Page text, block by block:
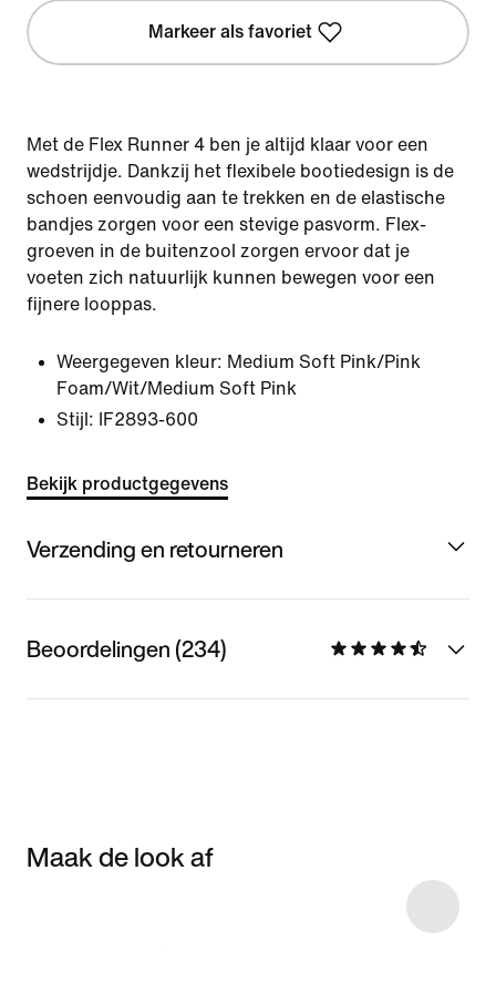
Markeer als favoriet
Met de Flex Runner 4 ben je altijd klaar voor een
wedstrijdje. Dankzij het flexibele bootiedesign is de
schoen eenvoudig aan te trekken en de elastische
bandjes zorgen voor een stevige pasvorm. Flex-
groeven in de buitenzool zorgen ervoor dat je
voeten zich natuurlijk kunnen bewegen voor een
fijnere looppas.
Weergegeven kleur: Medium Soft Pink/Pink
Foam/Wit/Medium Soft Pink
Stijl:
IF2893-600
Bekijk productgegevens
Verzending en retourneren
Beoordelingen (234)
Maak de look af